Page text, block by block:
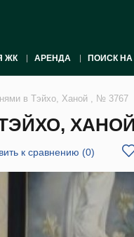
ЖК АРЕНДА ПОИСК НА
в Тэйхо, Ханой , № 3767
к сравнению (0)